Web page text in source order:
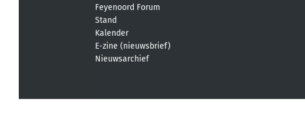
Feyenoord Forum
Stand
Kalender
E-zine (nieuwsbrief)
Nieuwsarchief